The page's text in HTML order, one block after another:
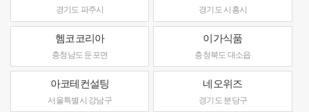
경기도 파주시 경기도 시흥시
헴코코리아
충청남도 둔포면
이가식품
충청북도 대소읍
아코테컨설팅
서울특별시 강남구
네오위즈
경기도 분당구